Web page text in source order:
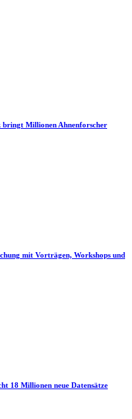
bringt Millionen Ahnenforscher
mit Vorträgen, Workshops und
18 Millionen neue Datensätze